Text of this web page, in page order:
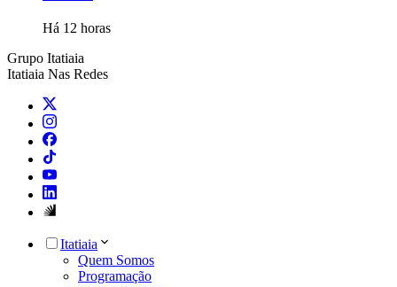
Há 12 horas
Grupo Itatiaia
Itatiaia Nas Redes
Itatiaia
Quem Somos
Programação